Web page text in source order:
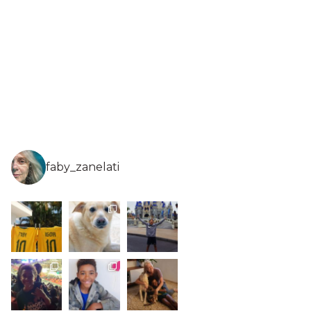
faby_zanelati